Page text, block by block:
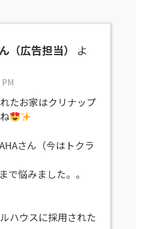
（広告担当）
よ
たお家はクリナップ
さん（今はトクラ
で悩みました。。
ハウスに採用された